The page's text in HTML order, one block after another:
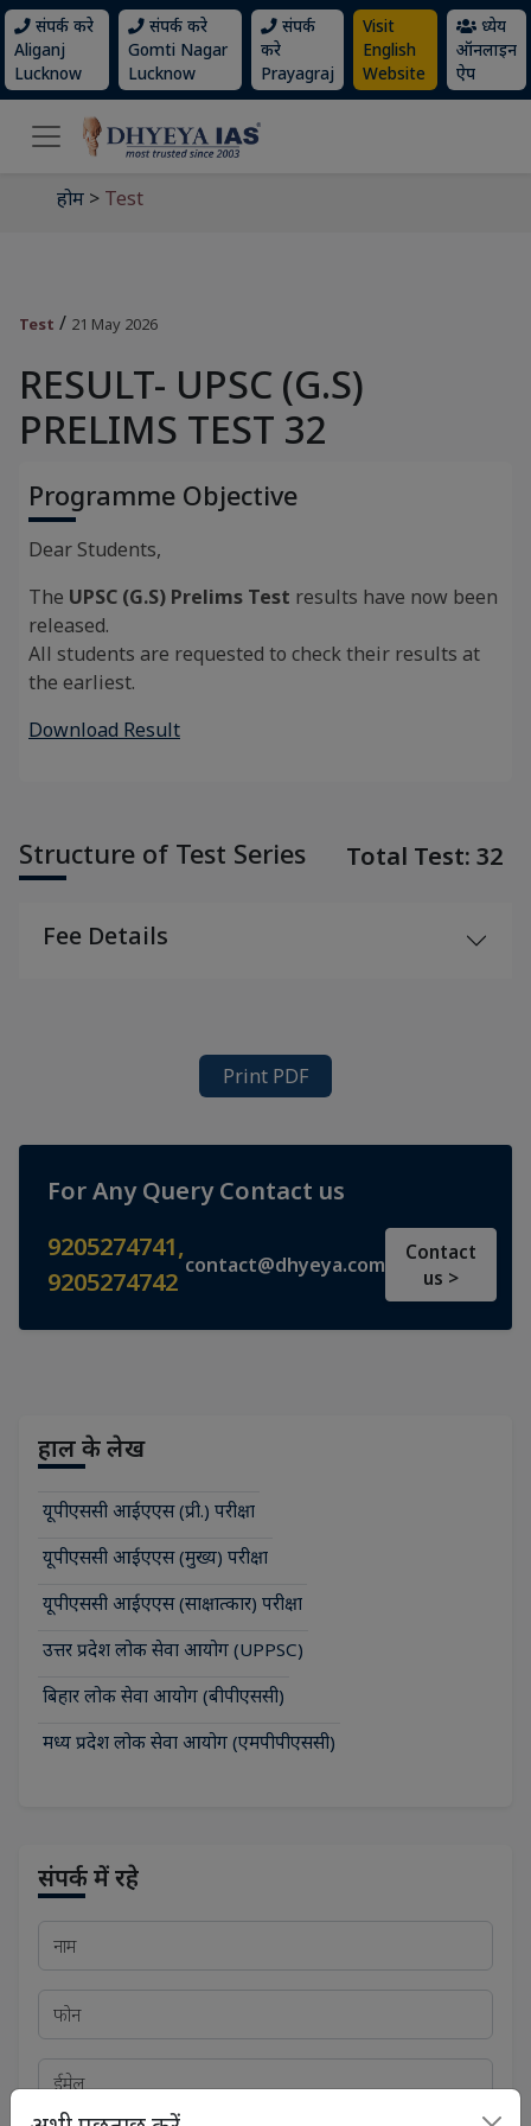
संपर्क करे
Aliganj
Lucknow
संपर्क करे
Gomti Nagar
Lucknow
संपर्क
करे
Prayagraj
Visit
English
Website
ध्येय
ऑनलाइन
ऐप
होम > Test
Test / 21 May 2026
RESULT- UPSC (G.S)
PRELIMS TEST 32
Programme Objective
Dear Students,
The UPSC (G.S) Prelims Test results have now been
released.
All students are requested to check their results at
the earliest.
Download Result
Structure of Test Series Total Test: 32
Fee Details
Print PDF
For Any Query Contact us
9205274741,
9205274742
contact@dhyeya.com
Contact
us >
हाल के लेख
यूपीएससी आईएएस (प्री.) परीक्षा
यूपीएससी आईएएस (मुख्य) परीक्षा
यूपीएससी आईएएस (साक्षात्कार) परीक्षा
उत्तर प्रदेश लोक सेवा आयोग (UPPSC)
बिहार लोक सेवा आयोग (बीपीएससी)
मध्य प्रदेश लोक सेवा आयोग (एमपीपीएससी)
संपर्क में रहे